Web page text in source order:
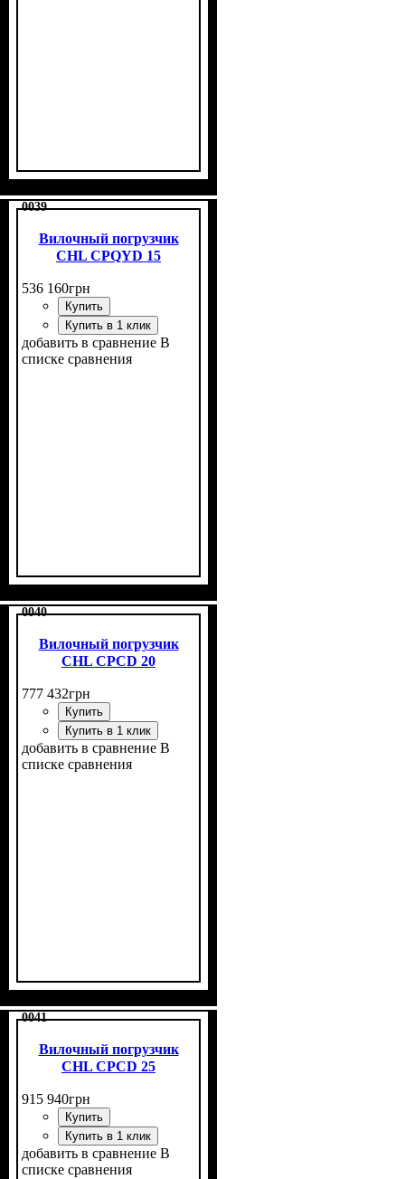
0039
Вилочный погрузчик
CHL CPQYD 15
536 160грн
Купить
Купить в 1 клик
добавить в сравнение В
списке сравнения
0040
Вилочный погрузчик
CHL CPCD 20
777 432грн
Купить
Купить в 1 клик
добавить в сравнение В
списке сравнения
0041
Вилочный погрузчик
CHL CPCD 25
915 940грн
Купить
Купить в 1 клик
добавить в сравнение В
списке сравнения